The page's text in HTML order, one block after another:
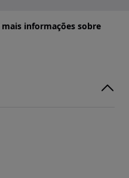
informações sobre